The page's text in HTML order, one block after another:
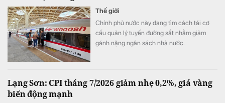
Thế giới
Chính phủ nước này đang tìm cách tái cơ
cấu quản lý tuyến đường sắt nhằm giảm
gánh nặng ngân sách nhà nước.
Lạng Sơn: CPI tháng 7/2026 giảm nhẹ 0,2%, giá vàng
biến động mạnh